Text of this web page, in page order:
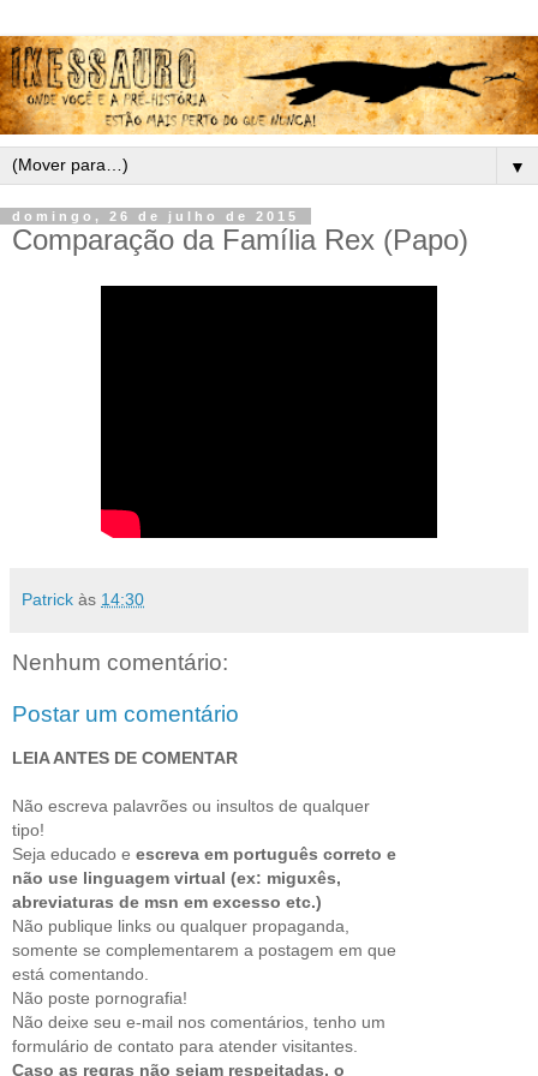
▼
domingo, 26 de julho de 2015
Comparação da Família Rex (Papo)
Patrick às 14:30
Nenhum comentário:
Postar um comentário
LEIA ANTES DE COMENTAR
Não escreva palavrões ou insultos de qualquer
tipo!
Seja educado e escreva em português correto e
não use linguagem virtual (ex: miguxês,
abreviaturas de msn em excesso etc.)
Não publique links ou qualquer propaganda,
somente se complementarem a postagem em que
está comentando.
Não poste pornografia!
Não deixe seu e-mail nos comentários, tenho um
formulário de contato para atender visitantes.
Caso as regras não sejam respeitadas, o